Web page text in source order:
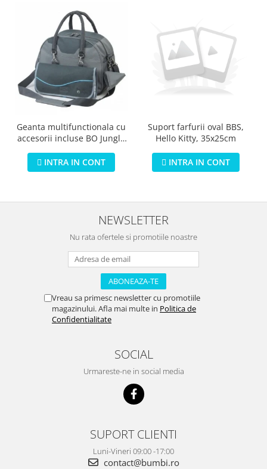
Geanta multifunctionala cu
accesorii incluse BO Jungle
INTRA IN CONT
Suport farfurii oval BBS,
Hello Kitty, 35x25cm
INTRA IN CONT
NEWSLETTER
Nu rata ofertele si promotiile noastre
Vreau sa primesc newsletter cu promotiile
magazinului. Afla mai multe in Politica de
Confidentialitate
SOCIAL
Urmareste-ne in social media
SUPORT CLIENTI
Luni-Vineri 09:00 -17:00
contact@bumbi.ro